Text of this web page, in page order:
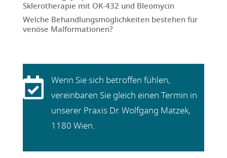
Sklerotherapie mit OK-432 und Bleomycin
Welche Behandlungsmöglichkeiten bestehen für
venöse Malformationen?

Wenn Sie sich betroffen fühlen,
vereinbaren Sie gleich einen Termin in
unserer Praxis Dr. Wolfgang Matzek,
1180 Wien.